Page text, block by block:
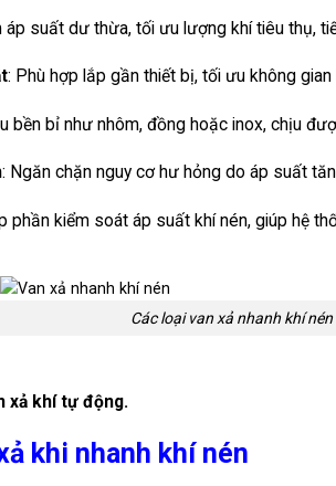
áp suất dư thừa, tối ưu lượng khí tiêu thụ,
: Phù hợp lắp gần thiết bị, tối ưu không gian
bền bỉ như nhôm, đồng hoặc inox, chịu
: Ngăn chặn nguy cơ hư hỏng do áp suất
phần kiểm soát áp suất khí nén, giúp hệ
Các loại van xả nhanh khí nén
xả khí tự động.
khi nhanh khí nén